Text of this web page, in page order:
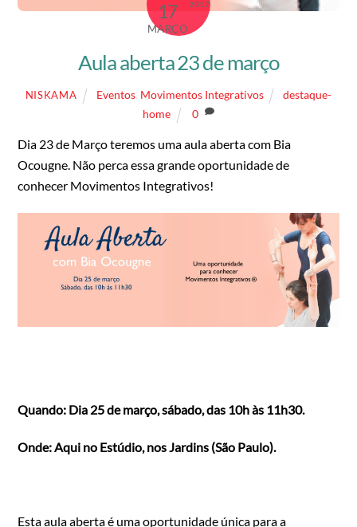
17
MARÇO
2017
Aula aberta 23 de março
NISKAMA Eventos, Movimentos Integrativos
destaque-
home
0
Dia 23 de Março teremos uma aula aberta com Bia
Ocougne. Não perca essa grande oportunidade de
conhecer Movimentos Integrativos!
Quando: Dia 25 de março, sábado, das 10h às 11h30.
Onde: Aqui no Estúdio, nos Jardins (São Paulo).
Esta aula aberta é uma oportunidade única para a